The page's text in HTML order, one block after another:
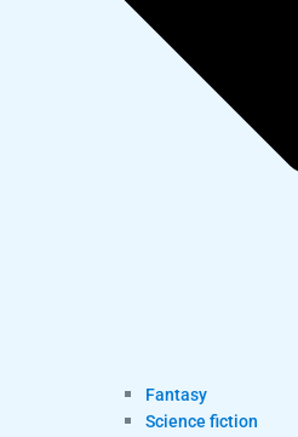
Fantasy
Science fiction